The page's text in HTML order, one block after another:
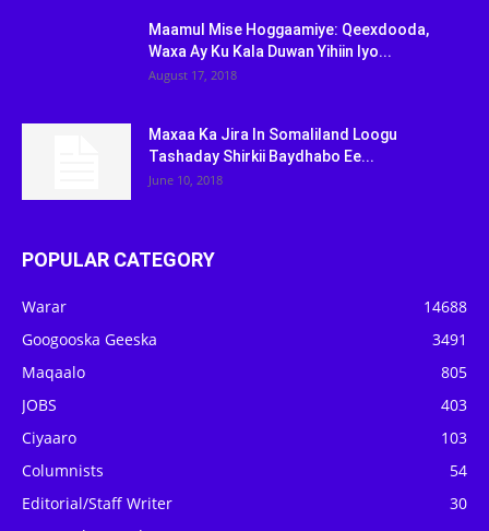
Maamul Mise Hoggaamiye: Qeexdooda,
Waxa Ay Ku Kala Duwan Yihiin Iyo...
August 17, 2018
Maxaa Ka Jira In Somaliland Loogu
Tashaday Shirkii Baydhabo Ee...
June 10, 2018
POPULAR CATEGORY
Warar
14688
Googooska Geeska
3491
Maqaalo
805
JOBS
403
Ciyaaro
103
Columnists
54
Editorial/Staff Writer
30